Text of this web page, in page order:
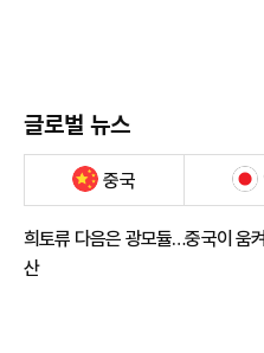
글로벌 뉴스
중국
희토류 다음은 광모듈…중국이 움
산